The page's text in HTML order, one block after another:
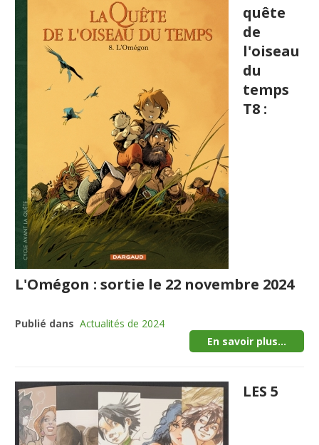
quête
de
l'oiseau
du
temps
T8 :
L'Omégon : sortie le 22 novembre 2024
Publié dans Actualités de 2024
En savoir plus...
LES 5